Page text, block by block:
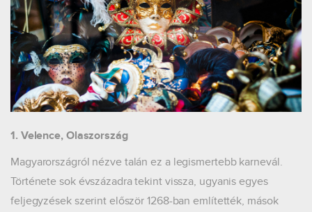
1. Velence, Olaszország
Magyarországról nézve talán ez a legismertebb karnevál.
Története sok évszázadra tekint vissza, ugyanis egyes
feljegyzések szerint először 1268-ban említették, mások